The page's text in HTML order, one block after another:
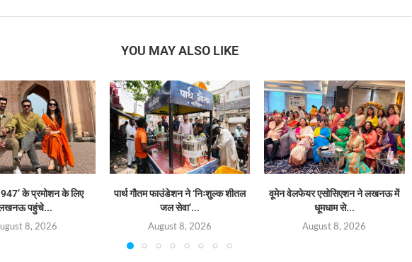
YOU MAY ALSO LIKE
के प्रमोशन के लिए
पहुंचे...
8, 2026
पार्थ गौतम फाउंडेशन ने ‘निःशुल्क शीतल
जल सेवा’...
August 8, 2026
वूमेन वेलफेयर एसोसिएशन ने लखनऊ में
धूमधाम से...
August 8, 2026